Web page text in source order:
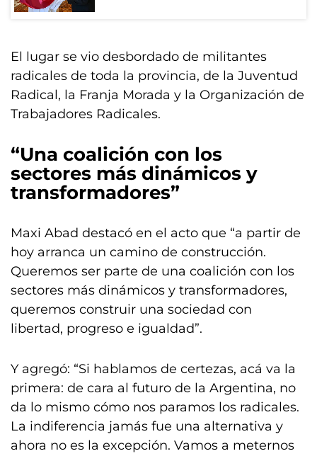
El lugar se vio desbordado de militantes
radicales de toda la provincia, de la Juventud
Radical, la Franja Morada y la Organización de
Trabajadores Radicales.
“Una coalición con los
sectores más dinámicos y
transformadores”
Maxi Abad destacó en el acto que “a partir de
hoy arranca un camino de construcción.
Queremos ser parte de una coalición con los
sectores más dinámicos y transformadores,
queremos construir una sociedad con
libertad, progreso e igualdad”.
Y agregó: “Si hablamos de certezas, acá va la
primera: de cara al futuro de la Argentina, no
da lo mismo cómo nos paramos los radicales.
La indiferencia jamás fue una alternativa y
ahora no es la excepción. Vamos a meternos